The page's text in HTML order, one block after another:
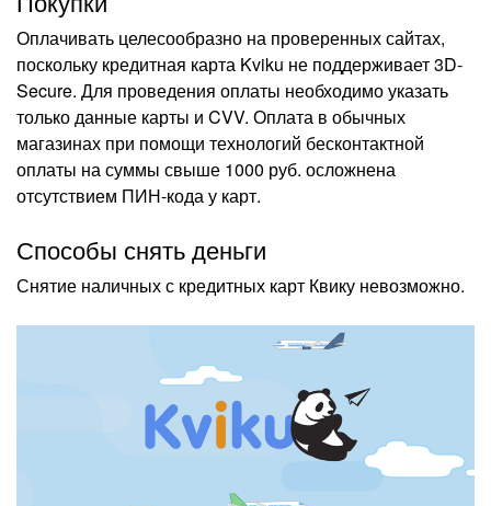
Оплачивать целесообразно на проверенных сайтах,
поскольку кредитная карта Kviku не поддерживает 3D-
Secure. Для проведения оплаты необходимо указать
только данные карты и CVV. Оплата в обычных
магазинах при помощи технологий бесконтактной
оплаты на суммы свыше 1000 руб. осложнена
отсутствием ПИН-кода у карт.
Способы снять деньги
Снятие наличных с кредитных карт Квику невозможно.